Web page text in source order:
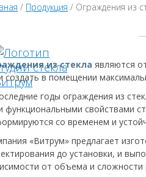
/ Продукция / Ограждения из
из стекла являются
создать в помещении
годы ограждения из
функциональными свойствами
со временем и
«Витрум» предлагает
до установки, и
от объема и сложности